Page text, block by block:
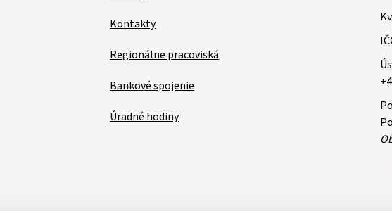
Kontakty
Regionálne pracoviská
Bankové spojenie
Úradné hodiny